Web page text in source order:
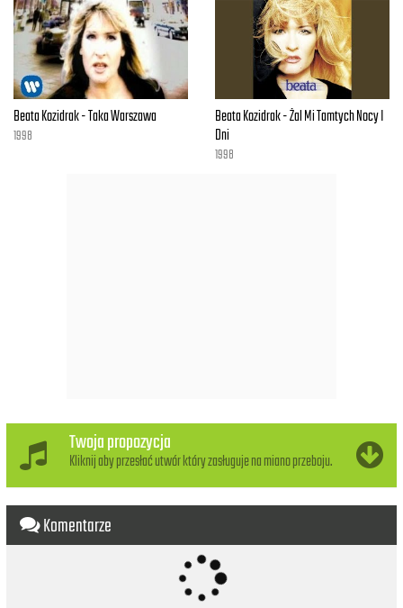
Chcę żebyś mówił mi:
Wiesz
To wszystko
To wszystko co bawi nas
Ref.
Beata Kozidrak - Taka Warszawa
1998
Beata Kozidrak - Żal Mi Tamtych Nocy I
Dni
1998
Twoja propozycja
Kliknij aby przesłać utwór który zasługuje na miano przeboju.
Komentarze